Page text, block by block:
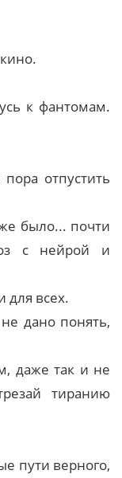
к фантомам.
отпустить
было... почти
с нейрой и
всех.
дано понять,
даже так и не
тиранию
пути верного,